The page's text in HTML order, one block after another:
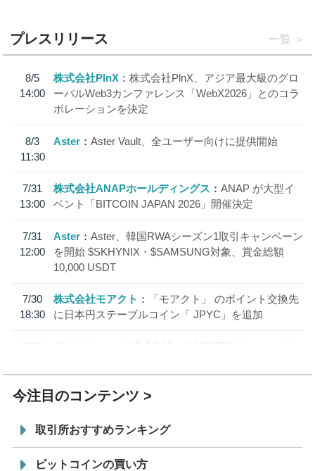
プレスリリース 一覧
8/5
14:00
株式会社PlnX
株式会社PlnX、アジア最大級のグロ
ーバルWeb3カンファレンス「WebX2026」とのコラ
ボレーションを決定
8/3
11:30
Aster Aster Vault、全ユーザー向けに提供開始
7/31
13:00
株式会社ANAPホールディングス
ANAP が大型イ
ベント「BITCOIN JAPAN 2026」開催決定
7/31
12:00
Aster
Aster、韓国RWAシーズン1取引キャンペーン
を開始 $SKHYNIX・$SAMSUNG対象、賞金総額
10,000 USDT
7/30
18:30
株式会社モアクト
「モアクト」 のポイント交換先
に日本円ステーブルコイン「 JPYC」を追加
7/29
SBI VCトレード株式会社
信託型円建てステーブル
今注目のコンテンツ
取引所おすすめランキング
ビットコインの買い方